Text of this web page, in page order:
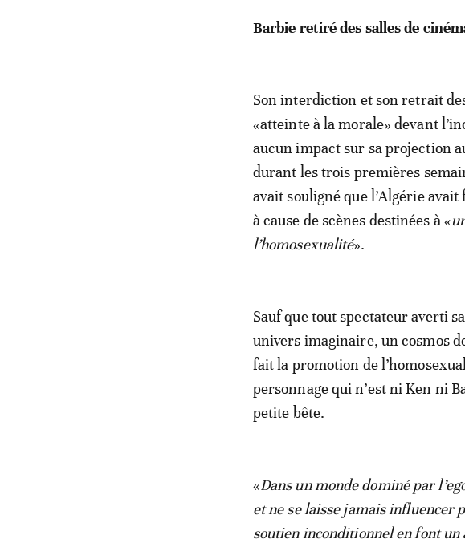
Barbie retiré des salles de
Son interdiction et son retrait
«atteinte à la morale» devant
aucun impact sur sa projection
durant les trois premières
avait souligné que l’Algérie
à cause de scènes destinées à «
l’homosexualité».
Sauf que tout spectateur averti
univers imaginaire, un cosmos
fait la promotion de
personnage qui n’est ni Ken ni
petite bête.
«Dans un monde dominé par
et ne se laisse jamais influencer
soutien inconditionnel en font